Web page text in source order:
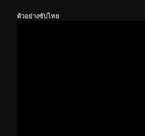
ตัวอย่างซับไทย